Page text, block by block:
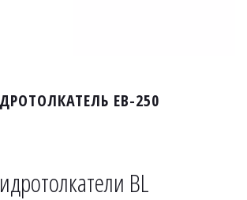
EB-250
BL